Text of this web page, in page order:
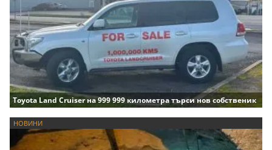
Toyota Land Cruiser на 999 999 километра търси нов собственик
НОВИНИ